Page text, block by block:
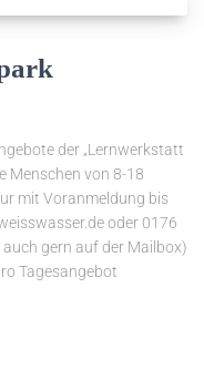
der „Lernwerkstatt
Menschen von 8-18
mit Voranmeldung bis
oder 0176
gern auf der Mailbox)
Tagesangebot